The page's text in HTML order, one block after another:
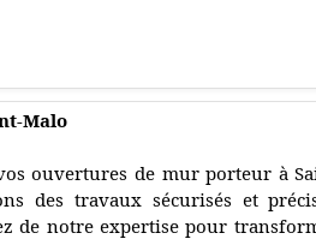
Malo
ouvertures de mur porteur à
des travaux sécurisés et
de notre expertise pour